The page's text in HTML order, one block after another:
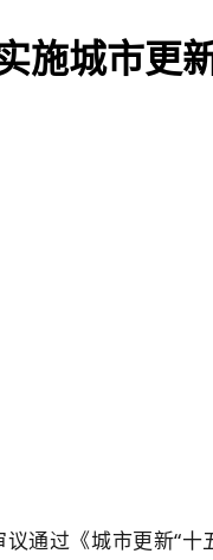
施城市更
通过《城市更新“十